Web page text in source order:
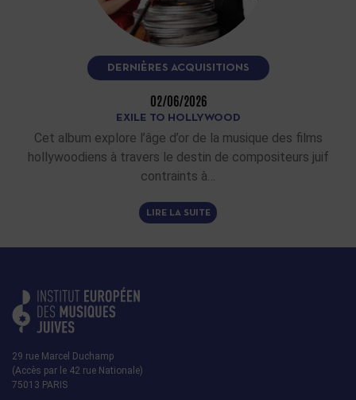
DERNIÈRES ACQUISITIONS
02/06/2026
EXILE TO HOLLYWOOD
Cet album explore l’âge d’or de la musique des films
hollywoodiens à travers le destin de compositeurs juif
contraints à…
LIRE LA SUITE
29 rue Marcel Duchamp
(Accès par le 42 rue Nationale)
75013 PARIS